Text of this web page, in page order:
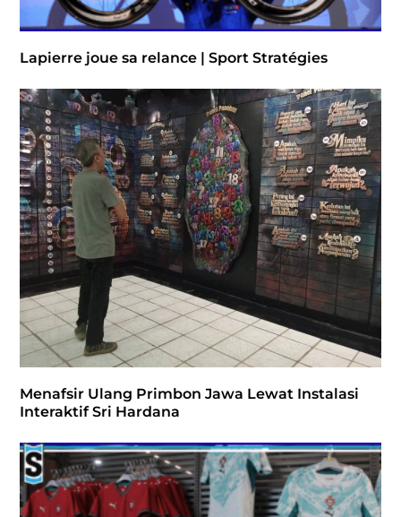
Lapierre joue sa relance | Sport Stratégies
Menafsir Ulang Primbon Jawa Lewat Instalasi
Interaktif Sri Hardana